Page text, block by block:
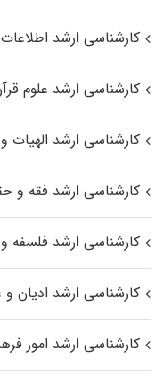
کارشناسی ارشد
کارشناسی ارشد علوم
کارشناسی ارشد
کارشناسی ارشد فقه و
کارشناسی ارشد فلسفه
کارشناسی ارشد ادیان
کارشناسی ارشد امور